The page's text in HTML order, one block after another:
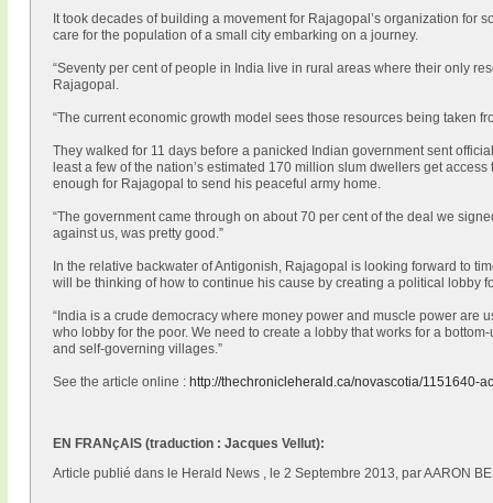
It took decades of building a movement for Rajagopal’s organization for
care for the population of a small city embarking on a journey.
“Seventy per cent of people in India live in rural areas where their only
Rajagopal.
“The current economic growth model sees those resources being taken
They walked for 11 days before a panicked Indian government sent
least a few of the nation’s estimated 170 million slum dwellers get
enough for Rajagopal to send his peaceful army home.
“The government came through on about 70 per cent of the deal we
against us, was pretty good.”
In the relative backwater of Antigonish, Rajagopal is looking forward to
will be thinking of how to continue his cause by creating a political lobby
“India is a crude democracy where money power and muscle power are
who lobby for the poor. We need to create a lobby that works for a
and self-governing villages.”
See the article online : http://thechronicleherald.ca/novascotia/1151640-
EN FRANçAIS (traduction : Jacques Vellut):
Article publié dans le Herald News , le 2 Septembre 2013, par AARON